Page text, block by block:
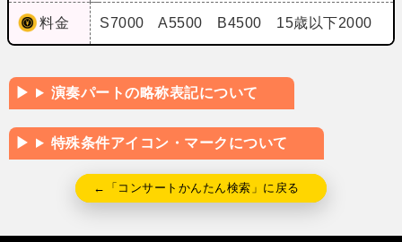
料金 S7000 A5500 B4500 15歳以下2000
演奏パートの略称表記について
特殊条件アイコン・マークについて
←「コンサートかんたん検索」に戻る